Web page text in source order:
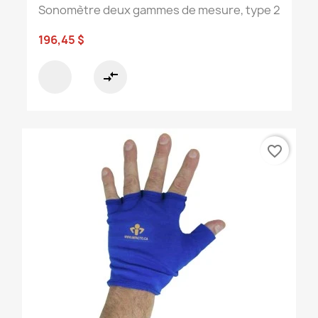
Sonomètre deux gammes de mesure, type 2
196,45 $
compare_arrows
favorite_border